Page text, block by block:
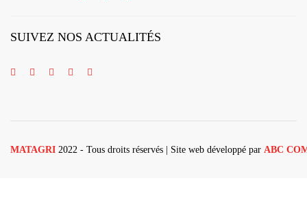
SUIVEZ NOS ACTUALITÉS
MATAGRI 2022 - Tous droits réservés | Site web développé par ABC